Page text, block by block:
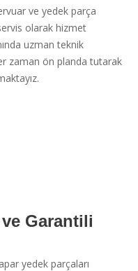
ve yedek parça
olarak hizmet
uzman teknik
zaman ön planda tutarak
Garantili
yedek parçaları